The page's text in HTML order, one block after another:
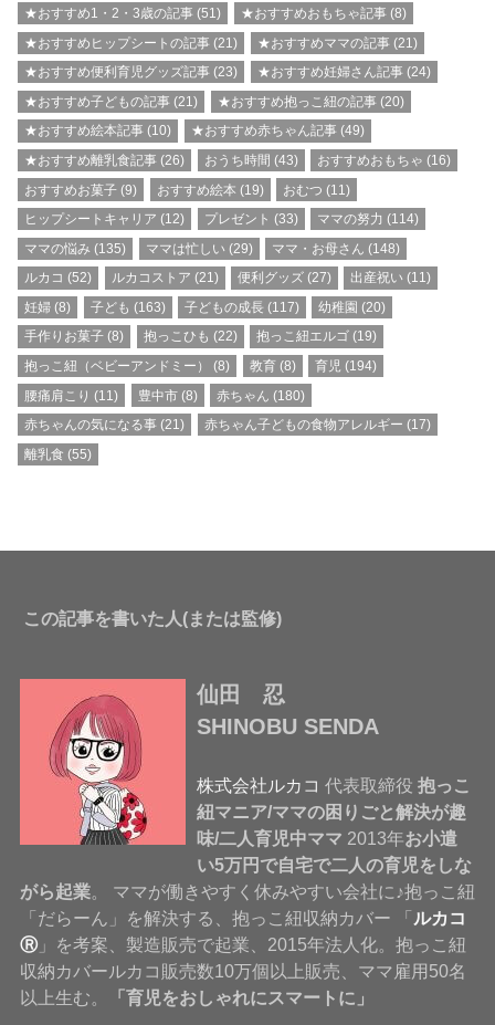
★おすすめ1・2・3歳の記事 (51) ★おすすめおもちゃ記事(8)
★おすすめヒップシートの記事 (21) ★おすすめママの記事(21)
★おすすめ便利育児グッズ記事 (23) ★おすすめ妊婦さん記事(24)
★おすすめ子どもの記事 (21) ★おすすめ抱っこ紐の記事(20)
★おすすめ絵本記事 (10) ★おすすめ赤ちゃん記事(49)
★おすすめ離乳食記事 (26) おうち時間 (43) おすすめおもちゃ (16)
おすすめお菓子 (9) おすすめ絵本 (19) おむつ (11)
ヒップシートキャリア (12) プレゼント (33) ママの努力 (114)
ママの悩み (135) ママは忙しい(29) ママ・お母さん (148)
ルカコ (52) ルカコストア (21) 便利グッズ(27) 出産祝い (11)
妊婦 (8) 子ども (163) 子どもの成長(117) 幼稚園 (20)
手作りお菓子 (8) 抱っこひも (22) 抱っこ紐エルゴ(19)
抱っこ紐（ベビーアンドミー）
(8) 教育(8) 育児 (194)
腰痛肩こり (11) 豊中市(8) 赤ちゃん (180)
赤ちゃんの気になる事 (21) 赤ちゃん子どもの食物アレルギー (17)
離乳食 (55)
この記事を書いた人(または監修)
仙田 忍
SHINOBU SENDA
株式会社ルカコ 代表取締役抱っこ
紐マニア/ママの困りごと解決が趣
味/二人育児中ママ 2013年お小遣
い5万円で自宅で二人の育児をしな
がら起業。 ママが働きやすく休みやすい会社に♪抱っこ紐
「だらーん」を解決する、抱っこ紐収納カバー 「ルカコ
Ⓡ」を考案、製造販売で起業、2015年法人化。抱っこ紐
収納カバールカコ販売数10万個以上販売、ママ雇用50名
以上生む。
「育児をおしゃれにスマートに」